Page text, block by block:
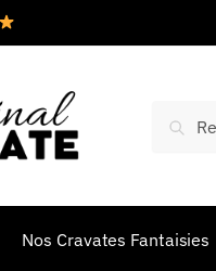
Nos Cravates Fantaisies